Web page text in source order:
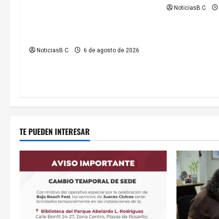
t
d
a
s
NoticiasB.C 6 de agosto de 2026
NoticiasB.C
TE PUEDEN INTERESAR